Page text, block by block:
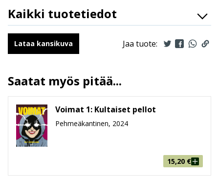
Kaikki tuotetiedot
ISBN
9789523347038
Kirjoittajat
Roger Stern
Kuvittajat
Ilmestymispäivä
7.8.2024
ALV
13.5 %
Sivumäärä
132
Koko
leveys x korkeus x paksuus
169 mm * 259 mm * 11 mm
Paino
Lataa kansikuva Jaa tuote:
Saatat myös pitää...
Voimat 1: Kultaiset pellot
Pehmeäkantinen, 2024
15,20 €